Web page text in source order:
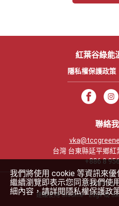
紅葉谷綠能
隱私權保護政策
聯絡
台灣 台東縣延平鄉
+886 8
Powered by
建議使用 Chrome、Edge 或
我們將使用 cookie 等資訊來優
繼續瀏覽即表示您同意我們使
細內容，請詳閱隱私權保護政